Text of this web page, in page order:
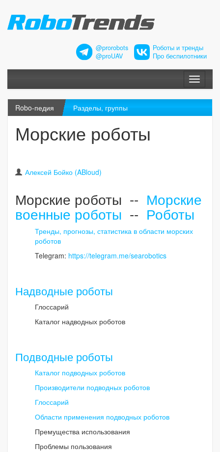
@prorobots
@proUAV
Роботы и тренды
Про беспилотники
Меню
Robo-педия Разделы, группы
Морские роботы
Алексей Бойко (ABloud)
Морские роботы -- Морские
военные роботы -- Роботы
Тренды, прогнозы, статистика в области морских
роботов
Telegram: https://telegram.me/searobotics
Надводные роботы
Глоссарий
Каталог надводных роботов
Подводные роботы
Каталог подводных роботов
Производители подводных роботов
Глоссарий
Области применения подводных роботов
Премущества использования
Проблемы пользования